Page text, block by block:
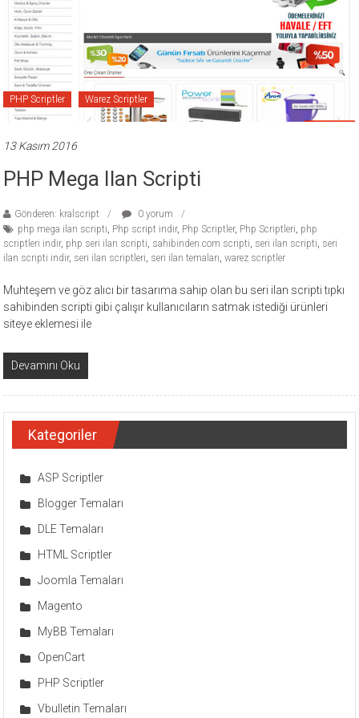
ücretli
temalar,
wordpress
temaları,
php
temaları,
download
PHP Scriptler Warez Scriptler
13 Kasım 2016
PHP Mega Ilan Scripti
Gönderen: kralscript
0 yorum
php mega ilan scripti, Php script indir, Php Scriptler, Php Scriptleri, php
scriptleri indir, php seri ilan scripti, sahibinden.com scripti, seri ilan scripti, seri
ilan scripti indir, seri ilan scriptleri, seri ilan temaları,warez scriptler
Muhteşem ve göz alıcı bir tasarıma sahip olan bu seri ilan scripti tıpkı
sahibinden scripti gibi çalışır kullanıcıların satmak istediği ürünleri
siteye eklemesi ile
Devamını Oku
Kategoriler
ASP Scriptler
Blogger Temaları
DLE Temaları
HTML Scriptler
Joomla Temaları
Magento
MyBB Temaları
OpenCart
PHP Scriptler
Vbulletin Temaları